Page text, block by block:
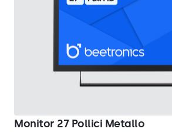
Monitor 27 Pollici Metallo